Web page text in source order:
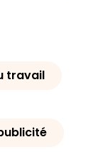
travail